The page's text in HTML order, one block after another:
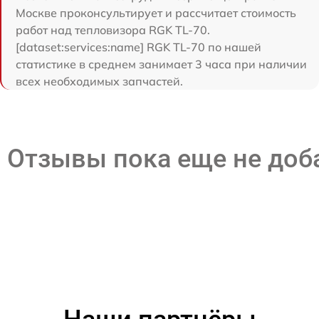
Москве проконсультирует и рассчитает стоимость
работ над тепловизора RGK TL-70.
[dataset:services:name] RGK TL-70 по нашей
статистике в среднем занимает 3 часа при наличии
всех необходимых запчастей.
Отзывы пока еще не